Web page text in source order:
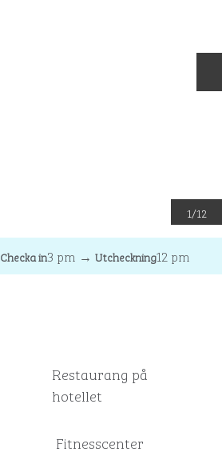
1/12
Checka in3 pm → Utcheckning12 pm
Restaurang på
hotellet
Fitnesscenter